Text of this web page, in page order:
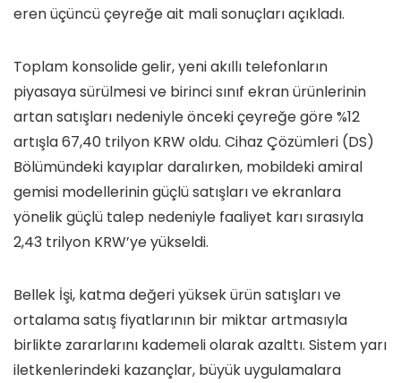
eren üçüncü çeyreğe ait mali sonuçları açıkladı.
Toplam konsolide gelir, yeni akıllı telefonların
piyasaya sürülmesi ve birinci sınıf ekran ürünlerinin
artan satışları nedeniyle önceki çeyreğe göre %12
artışla 67,40 trilyon KRW oldu. Cihaz Çözümleri (DS)
Bölümündeki kayıplar daralırken, mobildeki amiral
gemisi modellerinin güçlü satışları ve ekranlara
yönelik güçlü talep nedeniyle faaliyet karı sırasıyla
2,43 trilyon KRW’ye yükseldi.
Bellek İşi, katma değeri yüksek ürün satışları ve
ortalama satış fiyatlarının bir miktar artmasıyla
birlikte zararlarını kademeli olarak azalttı. Sistem yarı
iletkenlerindeki kazançlar, büyük uygulamalara